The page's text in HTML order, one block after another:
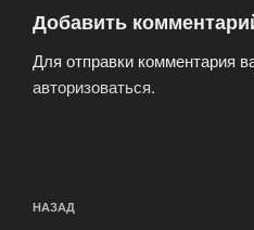
Добавить
Для отправки комментария
авторизоваться.
по
Предыдущая
НАЗАД